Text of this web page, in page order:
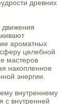
древних
ароматных
целебной
мастеров
накопленное
энергии.
внутреннему
с внутренней